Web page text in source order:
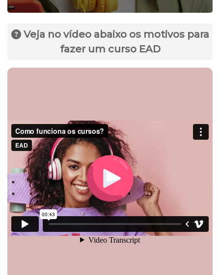
Veja no vídeo abaixo os motivos para
fazer um curso EAD